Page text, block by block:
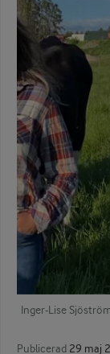
Inger-Lise
Publicerad 29 maj